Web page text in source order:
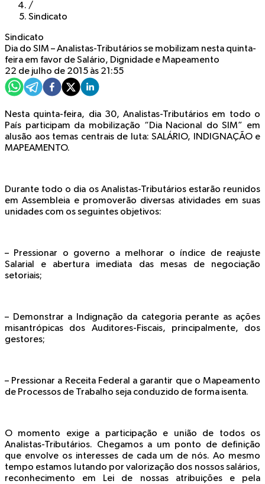
/
Sindicato
Sindicato
Dia do SIM – Analistas-Tributários se mobilizam nesta quinta-
feira em favor de Salário, Dignidade e Mapeamento
22 de julho de 2015 às 21:55
Nesta quinta-feira, dia 30, Analistas-Tributários em todo o
País participam da mobilização “Dia Nacional do SIM” em
alusão aos temas centrais de luta: SALÁRIO, INDIGNAÇÃO e
MAPEAMENTO.
Durante todo o dia os Analistas-Tributários estarão reunidos
em Assembleia e promoverão diversas atividades em suas
unidades com os seguintes objetivos:
– Pressionar o governo a melhorar o índice de reajuste
Salarial e abertura imediata das mesas de negociação
setoriais;
– Demonstrar a Indignação da categoria perante as ações
misantrópicas dos Auditores-Fiscais, principalmente, dos
gestores;
– Pressionar a Receita Federal a garantir que o Mapeamento
de Processos de Trabalho seja conduzido de forma isenta.
O momento exige a participação e união de todos os
Analistas-Tributários. Chegamos a um ponto de definição
que envolve os interesses de cada um de nós. Ao mesmo
tempo estamos lutando por valorização dos nossos salários,
reconhecimento em Lei de nossas atribuições e pela